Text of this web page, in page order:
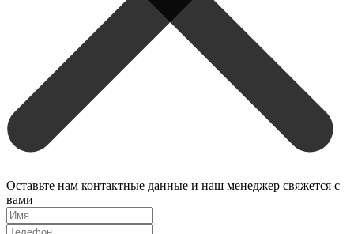
Оставьте нам контактные данные и наш менеджер свяжется с
вами